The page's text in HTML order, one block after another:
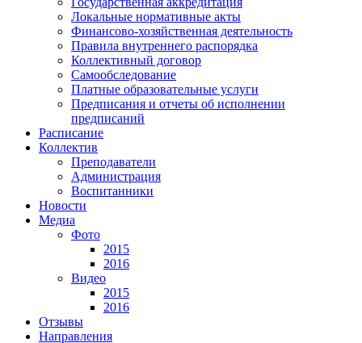
Локальные нормативные акты
Финансово-хозяйственная деятельность
Правила внутреннего распорядка
Коллективный договор
Самообследование
Платные образовательные услуги
Предписания и отчеты об исполнении
предписаний
Расписание
Коллектив
Преподаватели
Администрация
Воспитанники
Новости
Медиа
Фото
2015
2016
Видео
2015
2016
Отзывы
Направления